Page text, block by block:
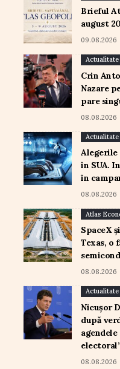
Brieful
august
09.08.2026
Actualitate
Crin
Nazare
pare
08.08.2026
Actualitate
Alegerile
în SUA.
în
08.08.2026
Atlas
SpaceX
Texas, o
08.08.2026
Actualitate
Nicușor
după
08.08.2026